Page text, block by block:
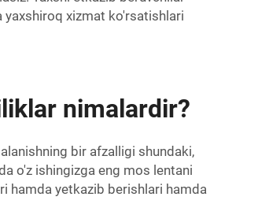
xizmat ko'rsatishlari
nimalardir?
bir afzalligi shundaki,
o'z ishingizga eng mos lentani
hamda yetkazib berishlari hamda